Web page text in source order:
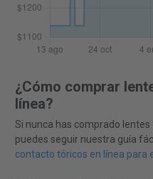
¿Cómo comprar
línea?
Si nunca has comprado
puedes seguir nuestra guía
contacto tóricos en línea para